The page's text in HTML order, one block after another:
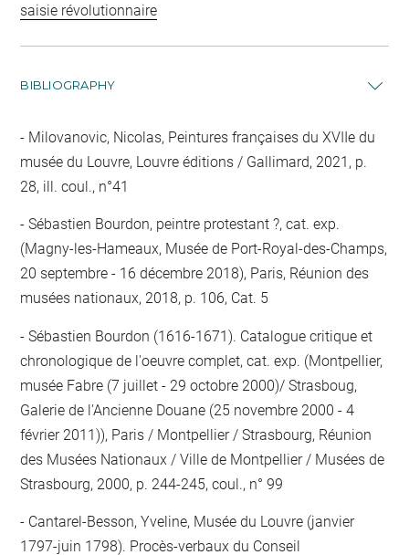
saisie révolutionnaire
BIBLIOGRAPHY
Milovanovic, Nicolas, Peintures françaises du XVIIe du
musée du Louvre, Louvre éditions / Gallimard, 2021, p.
28, ill. coul., n°41
Sébastien Bourdon, peintre protestant ?, cat. exp.
(Magny-les-Hameaux, Musée de Port-Royal-des-Champs,
20 septembre - 16 décembre 2018), Paris, Réunion des
musées nationaux, 2018, p. 106, Cat. 5
Sébastien Bourdon (1616-1671). Catalogue critique et
chronologique de l'oeuvre complet, cat. exp. (Montpellier,
musée Fabre (7 juillet - 29 octobre 2000)/ Strasboug,
Galerie de l'Ancienne Douane (25 novembre 2000 - 4
février 2011)), Paris / Montpellier / Strasbourg, Réunion
des Musées Nationaux / Ville de Montpellier / Musées de
Strasbourg, 2000, p. 244-245, coul., n° 99
Cantarel-Besson, Yveline, Musée du Louvre (janvier
1797-juin 1798). Procès-verbaux du Conseil